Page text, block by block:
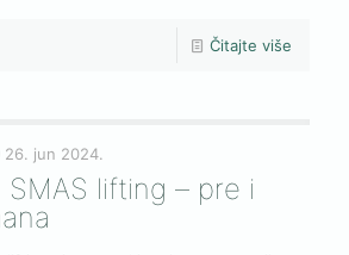
Čitajte više
26. jun 2024.
lifting – pre i